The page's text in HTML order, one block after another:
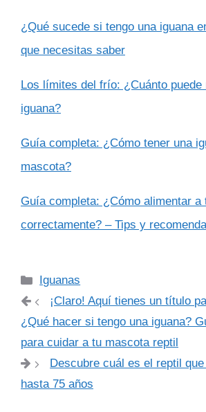
¿Qué sucede si tengo una iguana
que necesitas saber
Los límites del frío: ¿Cuánto
iguana?
Guía completa: ¿Cómo tener una
mascota?
Guía completa: ¿Cómo alimentar a
correctamente? – Tips y
Categorías
Iguanas
¡Claro! Aquí tienes un título
¿Qué hacer si tengo una iguana?
para cuidar a tu mascota reptil
Descubre cuál es el reptil
hasta 75 años